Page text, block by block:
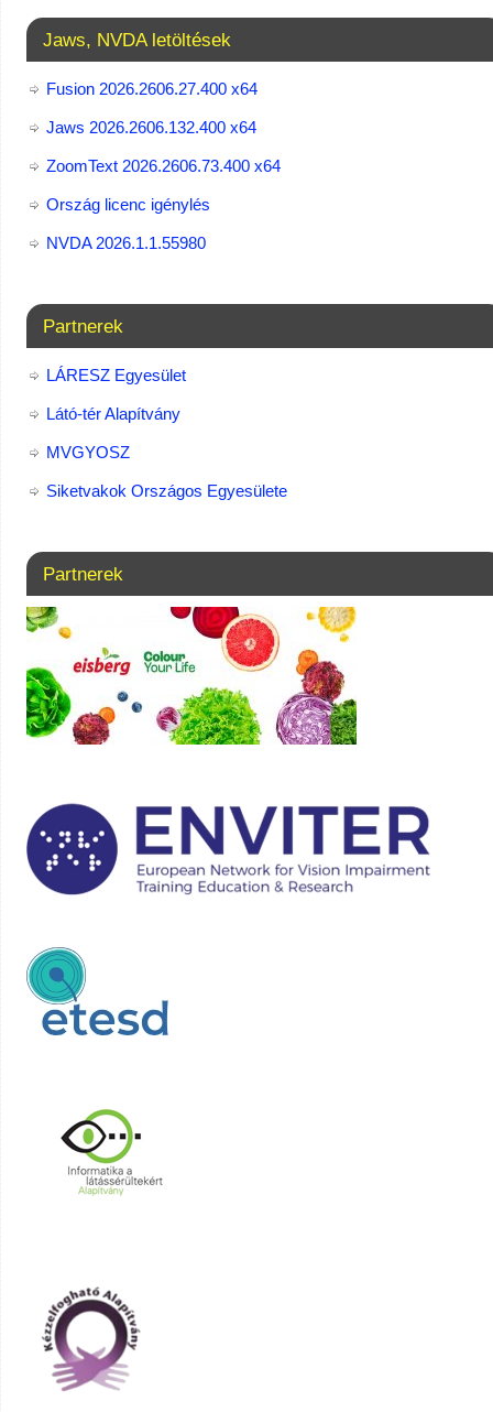
Jaws, NVDA letöltések
Fusion 2026.2606.27.400 x64
Jaws 2026.2606.132.400 x64
ZoomText 2026.2606.73.400​ x64
Ország licenc igénylés
NVDA 2026.1.1.55980
Partnerek
LÁRESZ Egyesület
Látó-tér Alapítvány
MVGYOSZ
Siketvakok Országos Egyesülete
Partnerek